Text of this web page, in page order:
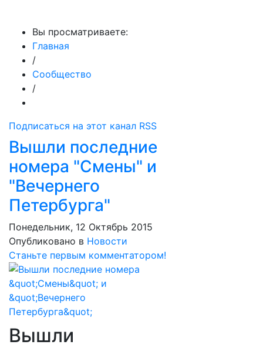
Вы просматриваете:
Главная
/
Сообщество
/
Подписаться на этот канал RSS
Вышли последние
номера "Смены" и
"Вечернего
Петербурга"
Понедельник, 12 Октябрь 2015
Опубликовано в Новости
Станьте первым комментатором!
Вышли